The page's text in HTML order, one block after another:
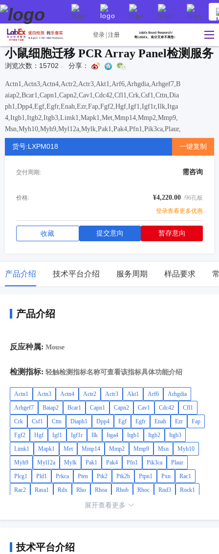
登录 注册
小鼠细胞迁移 PCR Array Panel检测服务
浏览次数：15702 分享：
Actn1,Actn3,Actn4,Actr2,Actr3,Akt1,Arf6,Arhgdia,Arhgef7,B
aiap2,Bcar1,Capn1,Capn2,Cav1,Cdc42,Cfl1,Crk,Csf1,Cttn,Dia
ph1,Dpp4,Egf,Egfr,Enah,Ezr,Fap,Fgf2,Hgf,Igf1,Igf1r,Ilk,Itga
4,Itgb1,Itgb2,Itgb3,Limk1,Mapk1,Met,Mmp14,Mmp2,Mmp9,
Msn,Myh10,Myh9,Myl12a,Mylk,Pak1,Pak4,Pfn1,Pik3ca,Plaur,
Plcg1,Pld1,Prkca,Pten,Ptk2,Ptk2b,Ptpn1,Pxn,Rac1,Rac2,Rasa1
,Rdx,Rho,Rhoa,Rhob,Rhoc,Rnd3,Rock1,Sh3pxd2a,Src,Stat3,S
Wipf1
货号:LXPM018 一键复制
交付周期: 需咨询
价格: ¥4,220.00 /96孔板
登录查看更多优惠
收藏 提交意向 暂存意向
产品介绍 技术平台介绍 服务周期 样品要求
产品介绍
反应种属: Mouse
检测指标: 轻触检测指标名称可查看该指标具体功能介绍
Actn1 Actn3 Actn4 Actr2 Actr3 Akt1 Arf6
Arhgdia
Arhgef7
Baiap2 Bcar1 Capn1 Capn2 Cav1 Cdc42
Cfl1
Crk
Csf1 Cttn Diaph1 Dpp4 Egf Egfr Enah Ezr
Fap
Fgf2
Hgf Igf1 Igf1r Ilk Itga4 Itgb1 Itgb2
Itgb3
Limk1
Mapk1 Met Mmp14 Mmp2 Mmp9 Msn
Myh10
Myh9
Myl12a Mylk Pak1 Pak4 Pfn1 Pik3ca
Plaur
Plcg1
Pld1 Prkca Pten Ptk2 Ptk2b Ptpn1 Pxn
Rac1
Rac2
Rasa1 Rdx Rho Rhoa Rhob Rhoc Rnd3
Rock1
Svil Tgfb1 Timp2
展开查看更多
技术平台介绍